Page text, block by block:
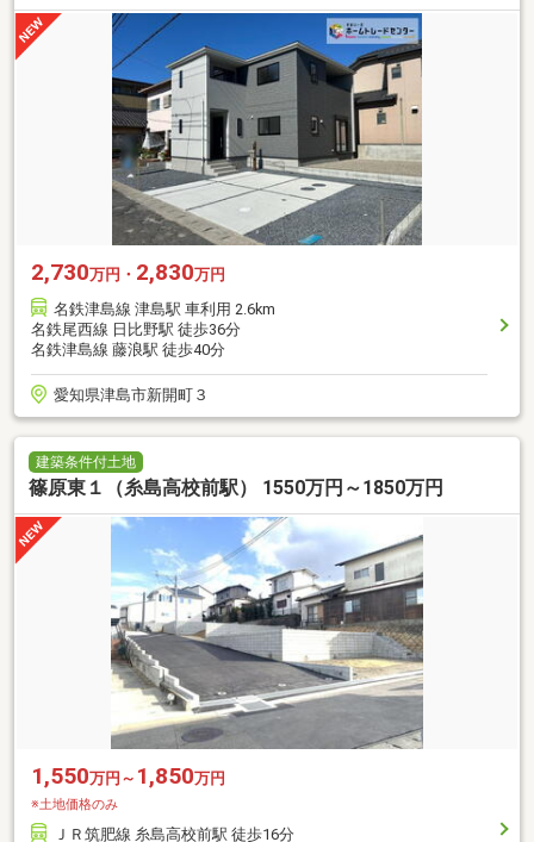
2,730万円・ 2,830万円
名鉄津島線 津島駅 車利用 2.6km
名鉄尾西線 日比野駅 徒歩36分
名鉄津島線 藤浪駅 徒歩40分
愛知県津島市新開町３
建築条件付土地
篠原東１（糸島高校前駅） 1550万円～1850万円
1,550万円～ 1,850万円
※土地価格のみ
ＪＲ筑肥線 糸島高校前駅 徒歩16分